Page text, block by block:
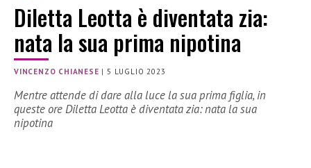
Diletta Leotta è diventata zia:
nata la sua prima nipotina
VINCENZO CHIANESE |5 LUGLIO 2023
Mentre attende di dare alla luce la sua prima figlia, in
queste ore Diletta Leotta è diventata zia: nata la sua
nipotina